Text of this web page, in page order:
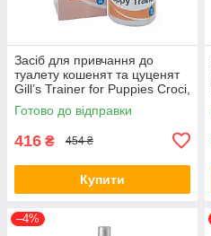
Засіб для привчання до
туалету кошенят та цуценят
Gill’s Trainer for Puppies Croci,
50 мл (*)
Готово до відправки
416 ₴ 454 ₴
Купити
–4%